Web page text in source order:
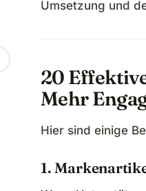
Umsetzung und
20
Mehr
Hier sind einige
1.